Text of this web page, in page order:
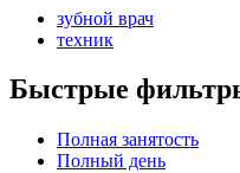
зубной врач
техник
Быстрые
Полная занятость
Полный день